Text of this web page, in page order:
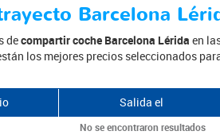
Barcelona
decompartir coche Barcelona Lérida en
los mejores precios seleccionados
Salida el
No se encontraron resultados